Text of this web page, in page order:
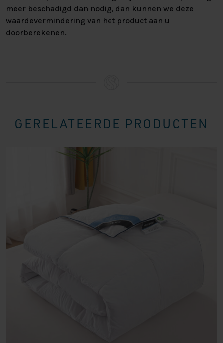
meer beschadigd dan nodig, dan kunnen we deze
waardevermindering van het product aan u
doorberekenen.
GERELATEERDE PRODUCTEN